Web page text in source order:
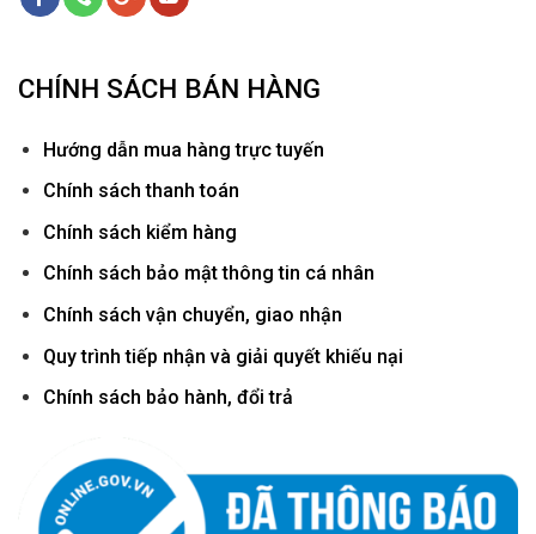
CHÍNH SÁCH BÁN HÀNG
Hướng dẫn mua hàng trực tuyến
Chính sách thanh toán
Chính sách kiểm hàng
Chính sách bảo mật thông tin cá nhân
Chính sách vận chuyển, giao nhận
Quy trình tiếp nhận và giải quyết khiếu nại
Chính sách bảo hành, đổi trả